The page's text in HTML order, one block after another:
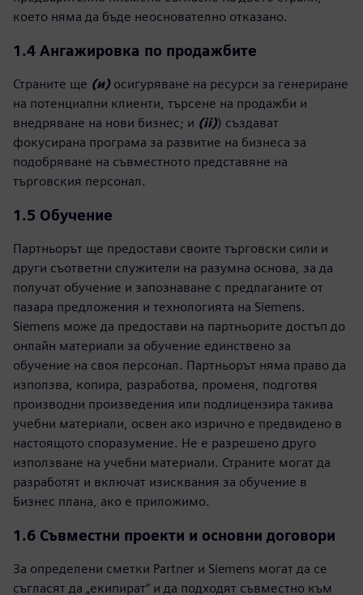
което няма да бъде неоснователно отказано.
1.4 Ангажировка по продажбите
Страните ще (и)осигуряване на ресурси за генериране
на потенциални клиенти, търсене на продажби и
внедряване на нови бизнес; и (ii)) създават
фокусирана програма за развитие на бизнеса за
подобряване на съвместното представяне на
търговския персонал.
1.5 Обучение
Партньорът ще предостави своите търговски сили и
други съответни служители на разумна основа, за да
получат обучение и запознаване с предлаганите от
пазара предложения и технологията на Siemens.
Siemens може да предостави на партньорите достъп до
онлайн материали за обучение единствено за
обучение на своя персонал. Партньорът няма право да
използва, копира, разработва, променя, подготвя
производни произведения или подлицензира такива
учебни материали, освен ако изрично е предвидено в
настоящото споразумение. Не е разрешено друго
използване на учебни материали. Страните могат да
разработят и включат изисквания за обучение в
Бизнес плана, ако е приложимо.
1.6 Съвместни проекти и основни договори
За определени сметки Partner и Siemens могат да се
съгласят да „екипират“ и да подходят съвместно към